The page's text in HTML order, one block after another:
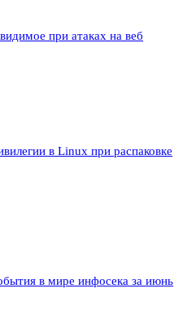
при атаках на веб
в Linux при распаковке
в мире инфосека за июнь